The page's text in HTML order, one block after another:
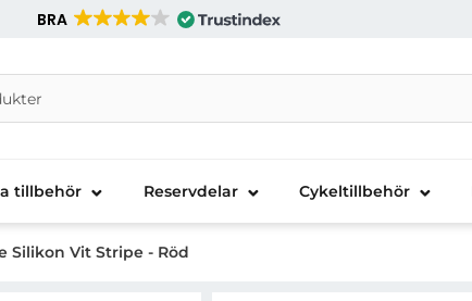
BRA
AB
tillbehör Reservdelar Cykeltillbehör
Silikon Vit Stripe - Röd